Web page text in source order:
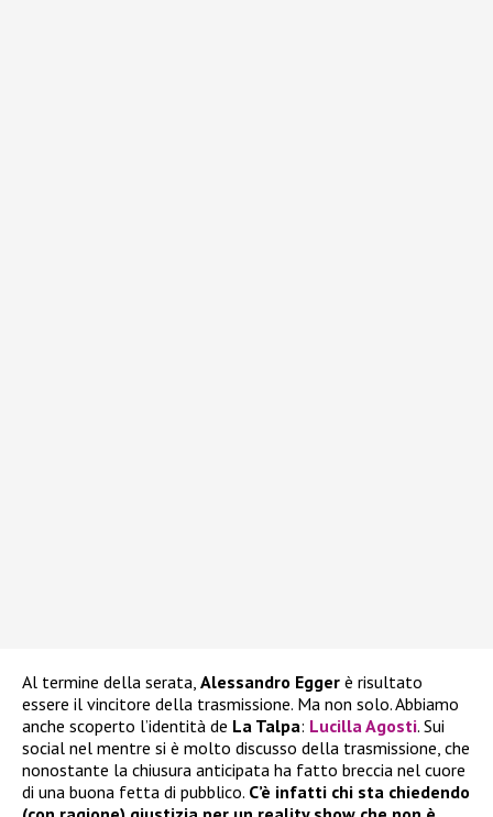
Al termine della serata, Alessandro Egger è risultato
essere il vincitore della trasmissione. Ma non solo. Abbiamo
anche scoperto l’identità de La Talpa: Lucilla Agosti. Sui
social nel mentre si è molto discusso della trasmissione, che
nonostante la chiusura anticipata ha fatto breccia nel cuore
di una buona fetta di pubblico. C’è infatti chi sta chiedendo